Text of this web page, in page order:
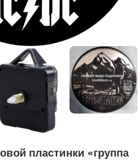
увеличить
пластинки «группа